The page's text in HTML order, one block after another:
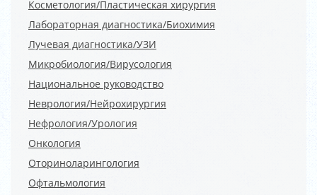
Косметология/Пластическая хирургия
Лабораторная диагностика/Биохимия
Лучевая диагностика/УЗИ
Микробиология/Вирусология
Национальное руководство
Неврология/Нейрохирургия
Нефрология/Урология
Онкология
Оториноларингология
Офтальмология